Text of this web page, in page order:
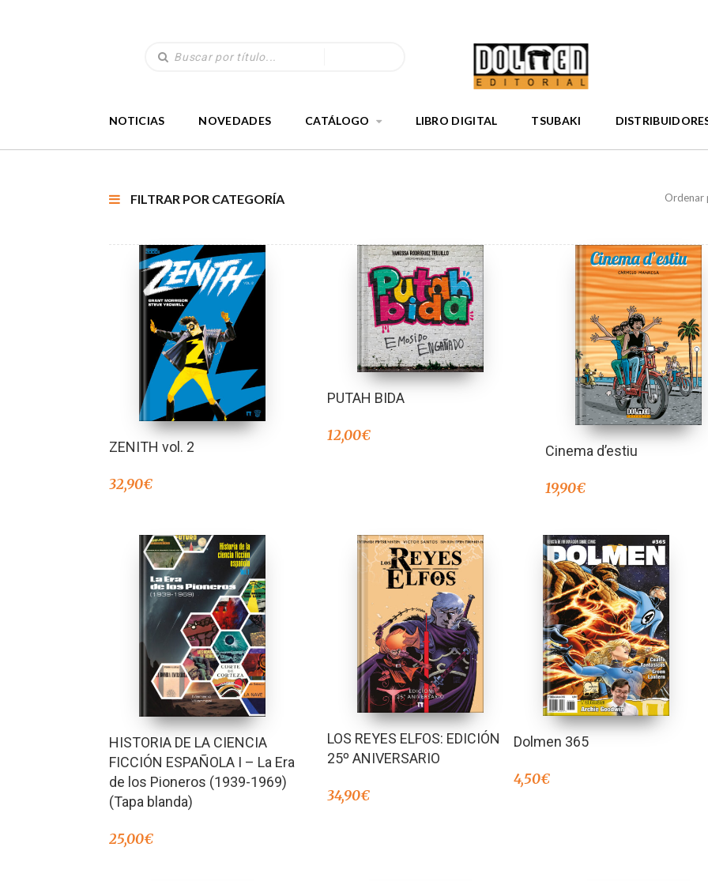
NOTICIAS NOVEDADES CATÁLOGO LIBRO DIGITAL TSUBAKI
FILTRAR POR CATEGORÍA Ordenar
ZENITH vol. 2
32,90€
PUTAH BIDA
12,00€
Cinema d’estiu
19,90€
HISTORIA DE LA CIENCIA
FICCIÓN ESPAÑOLA I – La Era
de los Pioneros (1939-1969)
(Tapa blanda)
25,00€
LOS REYES ELFOS: EDICIÓN
25º ANIVERSARIO
34,90€
Dolmen 365
4,50€